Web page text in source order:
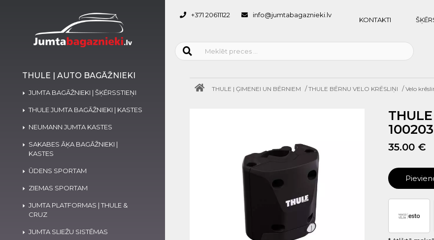
THULE | AUTO BAGĀŽNIEKI
JUMTA BAGĀŽNIEKI | ŠĶĒRSSTIEŅI
THULE JUMTA BAGĀŽNIEKI | KASTES
NEUMANN JUMTA KASTES
SAKABES ĀĶA BAGĀŽNIEKI |
KASTES
ŪDENS SPORTAM
ZIEMAS SPORTAM
JUMTA PLATFORMAS | THULE &
CRUZ
JUMTA SLIEŽU SISTĒMAS
+371 20611122 info@jumtabagaznieki.lv
KONTAKTI
THULE | ĢIMENEI UN BĒRNIEM /THULE BĒRNU VELO KRĒSLIŅI /Velo
100203
35.00 €